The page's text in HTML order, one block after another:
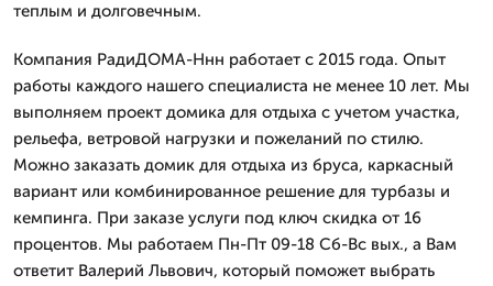
теплым и долговечным.
Компания РадиДОМА-Ннн работает с 2015 года. Опыт
работы каждого нашего специалиста не менее 10 лет. Мы
выполняем проект домика для отдыха с учетом участка,
рельефа, ветровой нагрузки и пожеланий по стилю.
Можно заказать домик для отдыха из бруса, каркасный
вариант или комбинированное решение для турбазы и
кемпинга. При заказе услуги под ключ скидка от 16
процентов. Мы работаем Пн-Пт 09-18 Сб-Вс вых., а Вам
ответит Валерий Львович, который поможет выбрать